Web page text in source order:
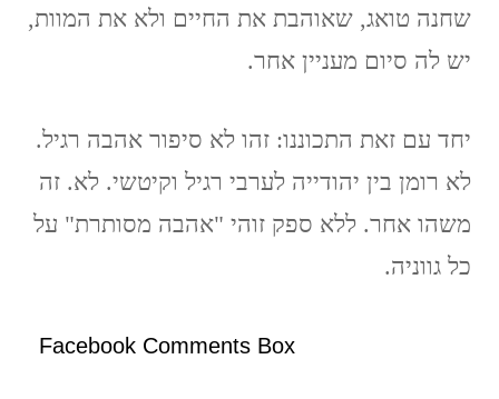
שחנה טואג, שאוהבת את החיים ולא את המוות,
יש לה סיום מעניין אחר.
יחד עם זאת התכוננו: זהו לא סיפור אהבה רגיל.
לא רומן בין יהודייה לערבי רגיל וקיטשי. לא. זה
משהו אחר. ללא ספק זוהי "אהבה מסותרת" על
כל גווניה.
Facebook Comments Box